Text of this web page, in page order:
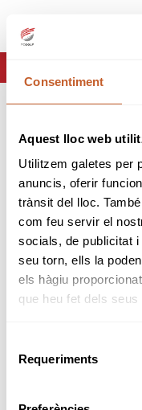
Consentiment
Aquest lloc web
Utilitzem galetes per
anuncis, oferir
trànsit del lloc.
com feu servir el
socials, de publicitat i
seu torn, ells la
els hàgiu
que heu fet dels
Requeriments
Página
Lo sentimos pero